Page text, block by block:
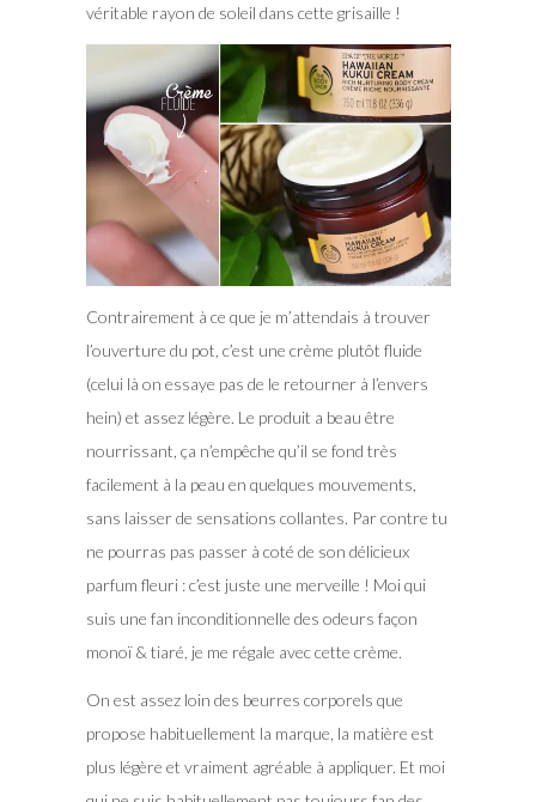
véritable rayon de soleil dans cette grisaille !
Contrairement à ce que je m’attendais à trouver
l’ouverture du pot, c’est une crème plutôt fluide
(celui là on essaye pas de le retourner à l’envers
hein) et assez légère. Le produit a beau être
nourrissant, ça n’empêche qu’il se fond très
facilement à la peau en quelques mouvements,
sans laisser de sensations collantes. Par contre tu
ne pourras pas passer à coté de son délicieux
parfum fleuri : c’est juste une merveille ! Moi qui
suis une fan inconditionnelle des odeurs façon
monoï & tiaré, je me régale avec cette crème.
On est assez loin des beurres corporels que
propose habituellement la marque, la matière est
plus légère et vraiment agréable à appliquer. Et moi